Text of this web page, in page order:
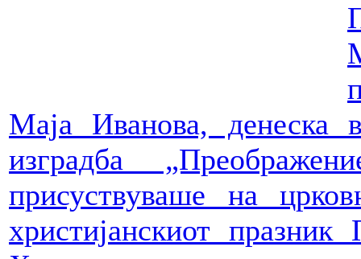
Маја Иванова, денеска
изградба
присуствуваше на
христијанскиот